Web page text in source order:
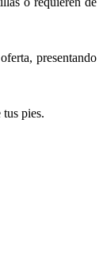
presentando
pies.